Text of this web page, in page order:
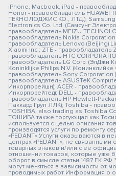
iPhone, Macbook, iPad -
Honor - правообладатель HUAWEI
ТЕКНОЛОДЖИС КО., ЛТД.); Samsung
Electronics Co. Ltd. (Самсунг
правообладатель MEIZU
правообладатель Nokia
правообладатель Lenovo (Beijing)
Xiaomi Inc.; ZTE - правообладатель
правообладатель HTC
правообладатель LG Corp. (ЭлДжи
Koninklijke Philips N.V.
правообладатель Sony Corporation
правообладатель ASUSTeK
Инкорпорейшн); ACER -
Инкорпорейтед); DELL -
правообладатель HP Hewlett-
Паккард Груп ЛЛК); Toshiba -
TOSHIBA, also trading as Toshiba
ТОШИБА также торгующая как
используется с целью описания
производятся услуги по ремонту
«PEDANT».Услуги оказываются в
центрах «PEDANT», не
товарных знаков и/или с ее
отношении товаров, которые уже
оборот в смысле статьи 1487 ГК РФ
могут меняться в зависимости от
проводимых работ Информация о